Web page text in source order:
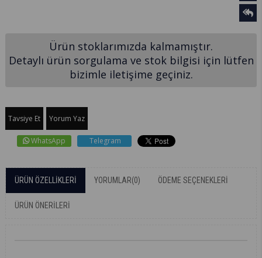
Ürün stoklarımızda kalmamıştır.
Detaylı ürün sorgulama ve stok bilgisi için lütfen
bizimle iletişime geçiniz.
Tavsiye Et Yorum Yaz
WhatsApp Telegram
ÜRÜN ÖZELLIKLERI YORUMLAR(0) ÖDEME SEÇENEKLERI
ÜRÜN ÖNERILERI